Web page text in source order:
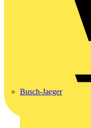
Busch-Jaeger